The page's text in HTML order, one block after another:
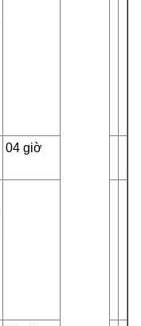
04 giờ